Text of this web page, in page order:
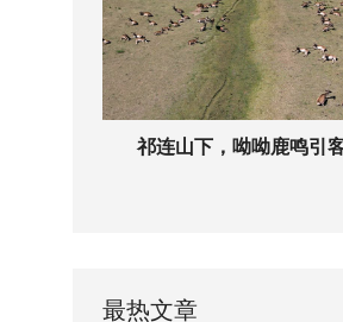
祁连山下，呦呦鹿鸣引
最热文章